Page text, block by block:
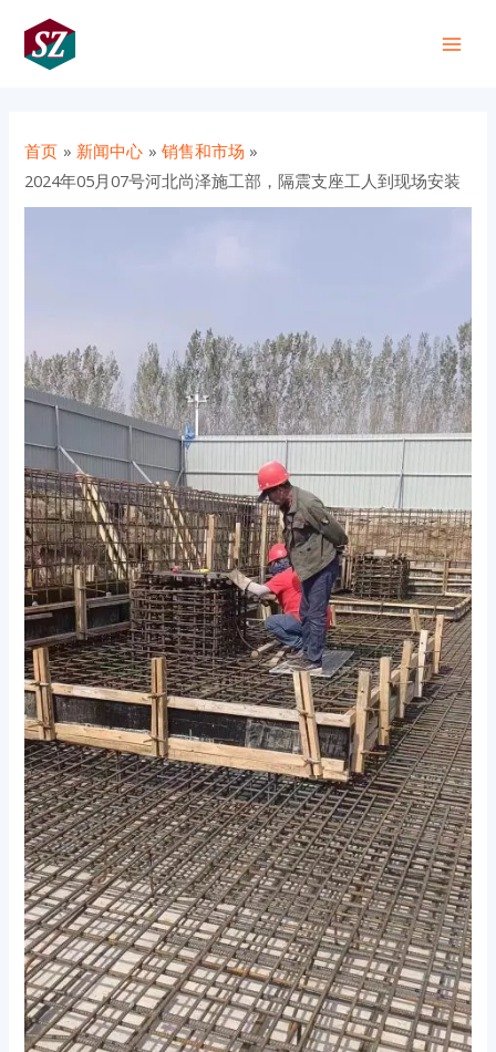
首页 新闻中心
销售和市场
2024年05月07号河北尚泽施工部，隔震支座工人到现场安装
navigation